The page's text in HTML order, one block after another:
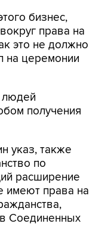
бизнес,
права на
это не должно
на церемонии
людей
получения
указ, также
по
расширение
имеют права на
Соединенных